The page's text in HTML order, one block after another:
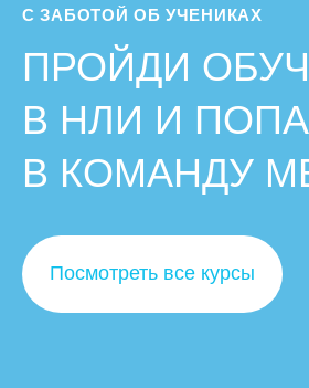
С ЗАБОТОЙ ОБ УЧЕНИКАХ
ПРОЙДИ
В НЛИ И
В КОМАНДУ
Посмотреть все курсы